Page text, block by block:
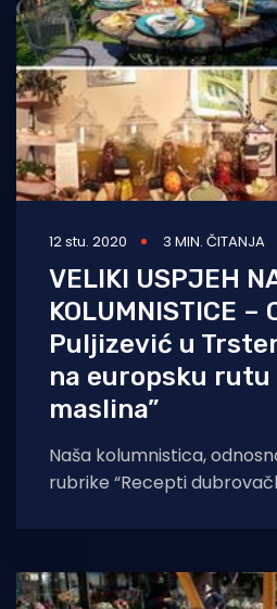
12 stu. 2020 3 MIN. ČITANJA
VELIKI USPJEH
KOLUMNISTICE –
Puljizević u
na europsku rutu
maslina”
Naša kolumnistica,
rubrike “Recepti
njen obiteljski OPG Pašeta,